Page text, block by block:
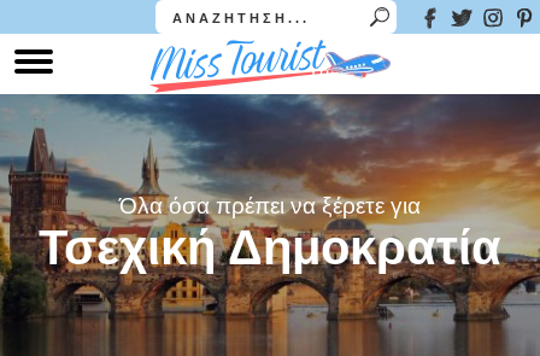
Όλα όσα πρέπει να ξέρετε για
Τσεχική Δημοκρατία